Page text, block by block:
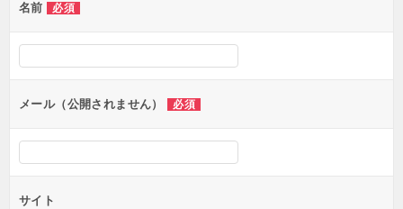
名前 必須
メール（公開されません） 必須
サイト